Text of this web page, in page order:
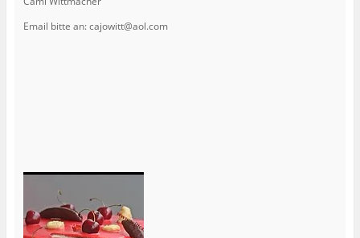
Email bitte an: cajowitt@aol.com